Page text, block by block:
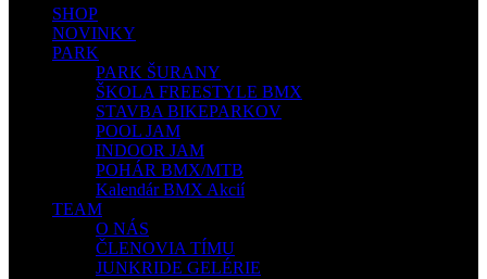
SHOP
NOVINKY
PARK
PARK ŠURANY
ŠKOLA FREESTYLE BMX
STAVBA BIKEPARKOV
POOL JAM
INDOOR JAM
POHÁR BMX/MTB
Kalendár BMX Akcií
TEAM
O NÁS
ČLENOVIA TÍMU
JUNKRIDE GELÉRIE